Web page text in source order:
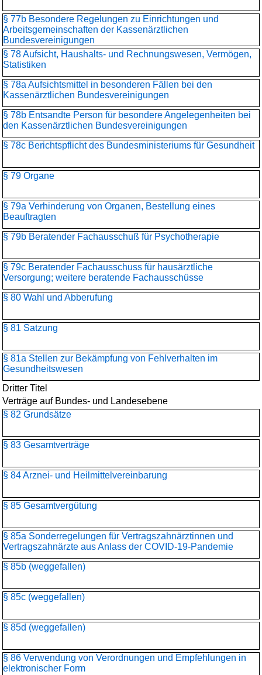
§ 77b Besondere Regelungen zu Einrichtungen und
Arbeitsgemeinschaften der Kassenärztlichen
Bundesvereinigungen
§ 78 Aufsicht, Haushalts- und Rechnungswesen, Vermögen,
Statistiken
§ 78a Aufsichtsmittel in besonderen Fällen bei den
Kassenärztlichen Bundesvereinigungen
§ 78b Entsandte Person für besondere Angelegenheiten bei
den Kassenärztlichen Bundesvereinigungen
§ 78c Berichtspflicht des Bundesministeriums für Gesundheit
§ 79 Organe
§ 79a Verhinderung von Organen, Bestellung eines
Beauftragten
§ 79b Beratender Fachausschuß für Psychotherapie
§ 79c Beratender Fachausschuss für hausärztliche
Versorgung; weitere beratende Fachausschüsse
§ 80 Wahl und Abberufung
§ 81 Satzung
§ 81a Stellen zur Bekämpfung von Fehlverhalten im
Gesundheitswesen
Dritter Titel
Verträge auf Bundes- und Landesebene
§ 82 Grundsätze
§ 83 Gesamtverträge
§ 84 Arznei- und Heilmittelvereinbarung
§ 85 Gesamtvergütung
§ 85a Sonderregelungen für Vertragszahnärztinnen und
Vertragszahnärzte aus Anlass der COVID-19-Pandemie
§ 85b (weggefallen)
§ 85c (weggefallen)
§ 85d (weggefallen)
§ 86 Verwendung von Verordnungen und Empfehlungen in
elektronischer Form